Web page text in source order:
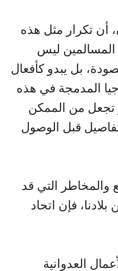
أن تكرار مثل هذه
المسالمين ليس
بل يبدو كأفعال
المدمجة في هذه
تجعل من الممكن
قبل الوصول
والمخاطر التي قد
فإن اتحاد
العدوانية